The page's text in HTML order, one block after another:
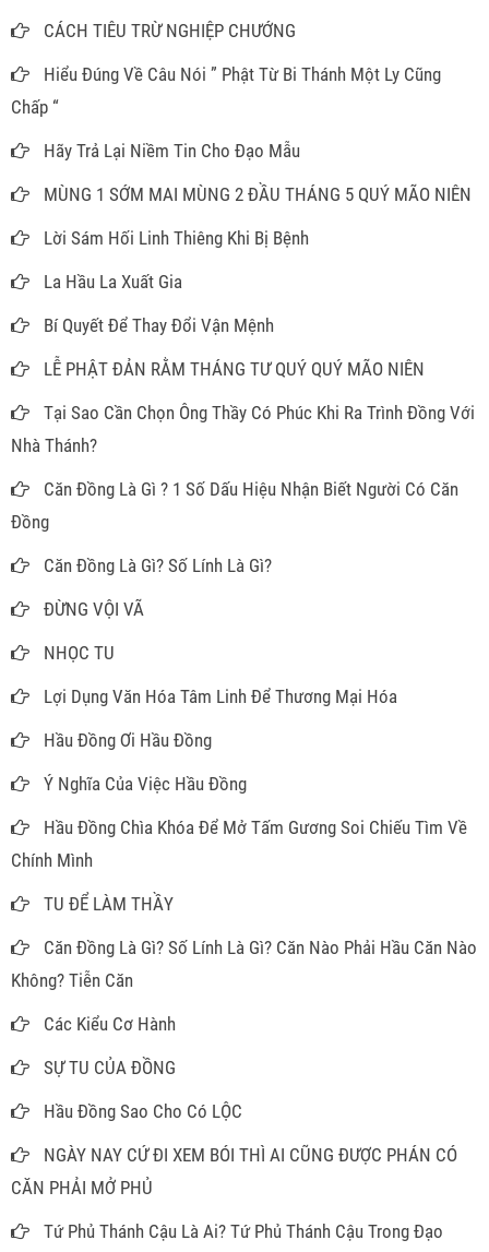
CÁCH TIÊU TRỪ NGHIỆP CHƯỚNG
Hiểu Đúng Về Câu Nói ” Phật Từ Bi Thánh Một Ly Cũng
Chấp “
Hãy Trả Lại Niềm Tin Cho Đạo Mẫu
MÙNG 1 SỚM MAI MÙNG 2 ĐẦU THÁNG 5 QUÝ MÃO NIÊN
Lời Sám Hối Linh Thiêng Khi Bị Bệnh
La Hầu La Xuất Gia
Bí Quyết Để Thay Đổi Vận Mệnh
LỄ PHẬT ĐẢN RẰM THÁNG TƯ QUÝ QUÝ MÃO NIÊN
Tại Sao Cần Chọn Ông Thầy Có Phúc Khi Ra Trình Đồng Với
Nhà Thánh?
Căn Đồng Là Gì ? 1 Số Dấu Hiệu Nhận Biết Người Có Căn
Đồng
Căn Đồng Là Gì? Số Lính Là Gì?
ĐỪNG VỘI VÃ
NHỌC TU
Lợi Dụng Văn Hóa Tâm Linh Để Thương Mại Hóa
Hầu Đồng Ơi Hầu Đồng
Ý Nghĩa Của Việc Hầu Đồng
Hầu Đồng Chìa Khóa Để Mở Tấm Gương Soi Chiếu Tìm Về
Chính Mình
TU ĐỂ LÀM THẦY
Căn Đồng Là Gì? Số Lính Là Gì? Căn Nào Phải Hầu Căn Nào
Không? Tiễn Căn
Các Kiểu Cơ Hành
SỰ TU CỦA ĐỒNG
Hầu Đồng Sao Cho Có LỘC
NGÀY NAY CỨ ĐI XEM BÓI THÌ AI CŨNG ĐƯỢC PHÁN CÓ
CĂN PHẢI MỞ PHỦ
Tứ Phủ Thánh Cậu Là Ai? Tứ Phủ Thánh Cậu Trong Đạo